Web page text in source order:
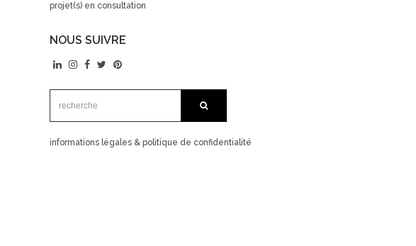
projet(s) en consultation
NOUS SUIVRE
informations légales & politique de confidentialité